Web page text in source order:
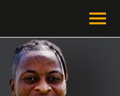
محتوى إخباري